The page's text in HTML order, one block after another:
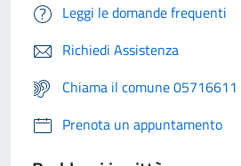
Leggi le domande frequenti
Richiedi Assistenza
Chiama il comune 05716611
Prenota un appuntamento